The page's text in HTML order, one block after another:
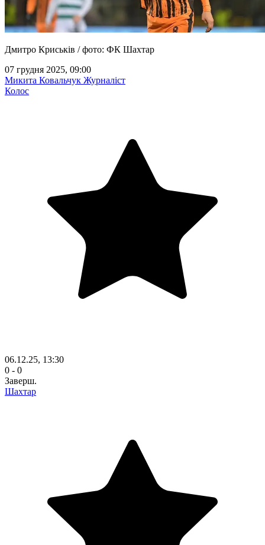
Дмитро Криськів / фото: ФК Шахтар
07 грудня 2025, 09:00
Микита Ковальчук Журналіст
Колос
06.12.25, 13:30
0 - 0
Заверш.
Шахтар